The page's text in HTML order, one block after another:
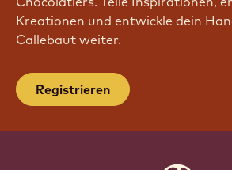
Kreationen und entwickle dein
Callebaut weiter.
Registrieren